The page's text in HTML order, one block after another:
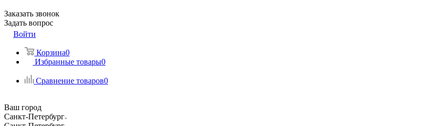
Заказать звонок
Задать вопрос
Войти
Корзина0
Избранные товары0
Сравнение товаров0
Ваш город
Санкт-Петербург